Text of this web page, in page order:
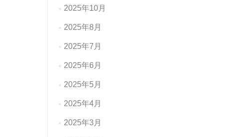
2025年10月
2025年8月
2025年7月
2025年6月
2025年5月
2025年4月
2025年3月